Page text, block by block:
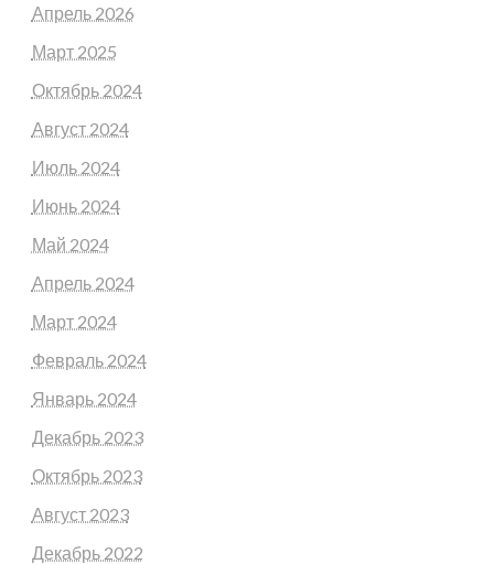
Апрель 2026
Март 2025
Октябрь 2024
Август 2024
Июль 2024
Июнь 2024
Май 2024
Апрель 2024
Март 2024
Февраль 2024
Январь 2024
Декабрь 2023
Октябрь 2023
Август 2023
Декабрь 2022